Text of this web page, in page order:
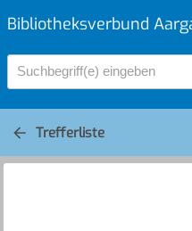
Bibliotheksverbund
Suchbegriff(e) eingeben
Trefferliste